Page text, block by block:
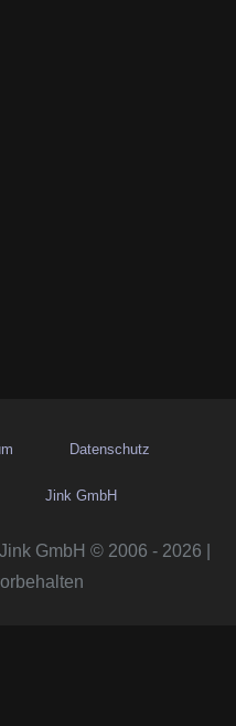
Datenschutz
Jink GmbH
GmbH © 2006 - 2026 |